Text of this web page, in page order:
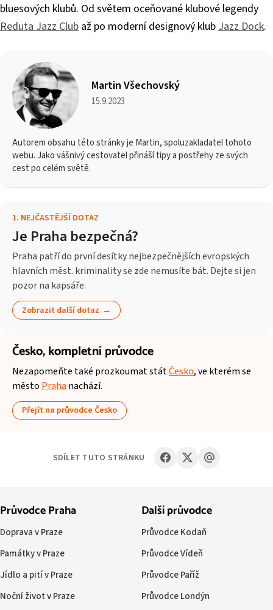
bluesových klubů. Od světem oceňované klubové legendy
Reduta Jazz Club až po moderní designový klub Jazz Dock.
Martin Všechovský
15.9.2023
Autorem obsahu této stránky je Martin, spoluzakladatel tohoto
webu. Jako vášnivý cestovatel přináší tipy a postřehy ze svých
cest po celém světě.
1. NEJČASTĚJŠÍ DOTAZ
Je Praha bezpečná?
Praha patří do první desítky nejbezpečnějších evropských
hlavních měst. kriminality se zde nemusíte bát. Dejte si jen
pozor na kapsáře.
Zobrazit další dotaz
Česko,kompletní průvodce
Nezapomeňte také prozkoumat státČesko, ve kterém se
město Praha nachází.
Přejít na průvodce Česko
SDÍLET TUTO STRÁNKU
Průvodce Praha
Doprava v Praze
Památky v Praze
Jídlo a pití v Praze
Noční život v Praze
Další průvodce
Průvodce Kodaň
Průvodce Vídeň
Průvodce Paříž
Průvodce Londýn